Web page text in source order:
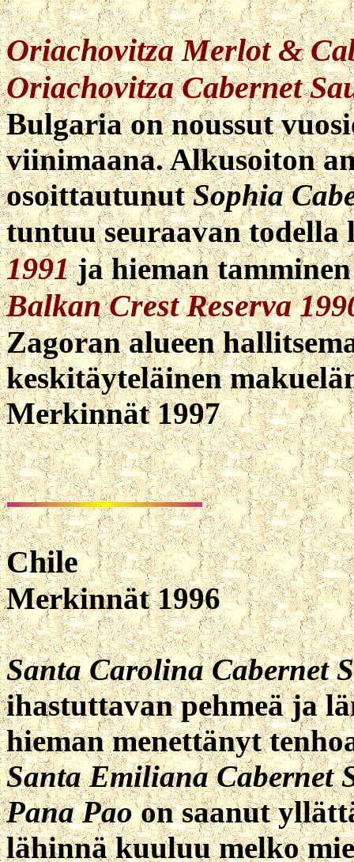
Oriachovitza Merlot &
Oriachovitza Cabernet
Bulgaria on noussut
viinimaana. Alkusoiton
osoittautunutSophia
tuntuu seuraavan
1991ja hieman
Balkan Crest Reserva
Zagoran alueen
keskitäyteläinen
Merkinnät 1997
Chile
Merkinnät 1996
Santa Carolina Cabernet
ihastuttavan pehmeä ja
hieman menettänyt
Santa Emiliana Cabernet
Pana Paoon saanut
lähinnä kuuluu melko